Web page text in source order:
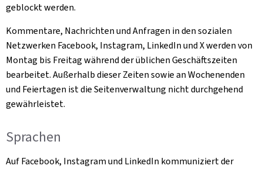
geblockt werden.
Kommentare, Nachrichten und Anfragen in den sozialen
Netzwerken Facebook, Instagram, LinkedIn und X werden von
Montag bis Freitag während der üblichen Geschäftszeiten
bearbeitet. Außerhalb dieser Zeiten sowie an Wochenenden
und Feiertagen ist die Seitenverwaltung nicht durchgehend
gewährleistet.
Sprachen
Auf Facebook, Instagram und LinkedIn kommuniziert der